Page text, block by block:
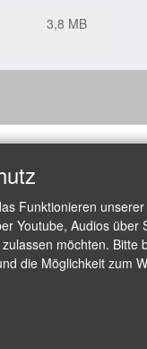
3,8 MB
Funktionieren
Youtube, Audios
möchten.
die Möglichkeit zum